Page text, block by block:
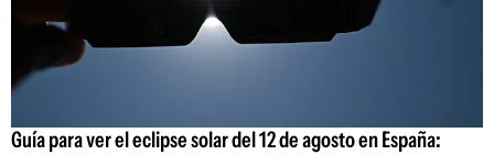
Guía para ver el eclipse solar del 12 de agosto en España: